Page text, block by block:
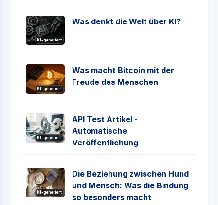
KI-generiert
Was denkt die Welt über KI?
KI-generiert
Was macht Bitcoin mit der
Freude des Menschen
KI-generiert
API Test Artikel -
Automatische
Veröffentlichung
KI-generiert
Die Beziehung zwischen Hund
und Mensch: Was die Bindung
so besonders macht